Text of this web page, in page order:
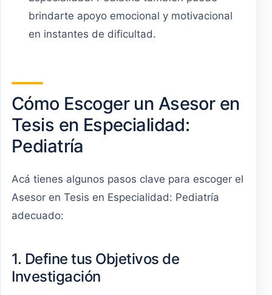
brindarte apoyo emocional y motivacional
en instantes de dificultad.
Cómo Escoger un Asesor en
Tesis en Especialidad:
Pediatría
Acá tienes algunos pasos clave para escoger el
Asesor en Tesis en Especialidad: Pediatría
adecuado:
1. Define tus Objetivos de
Investigación